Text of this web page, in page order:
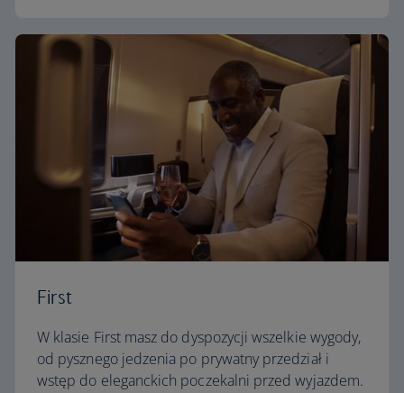
First
W klasie First masz do dyspozycji wszelkie wygody,
od pysznego jedzenia po prywatny przedział i
wstęp do eleganckich poczekalni przed wyjazdem.